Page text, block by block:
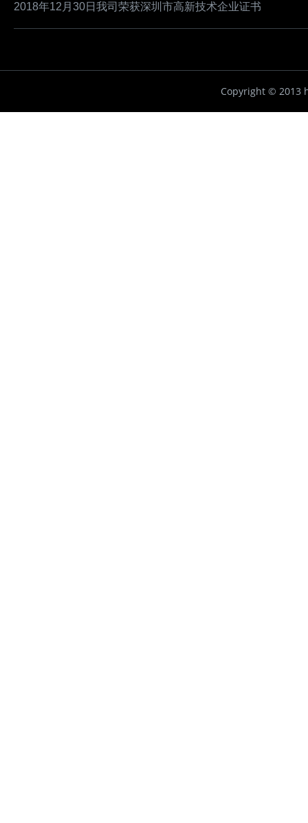
2018年12月30日我司荣获深圳市高新技术企业证书
Copyright © 2013